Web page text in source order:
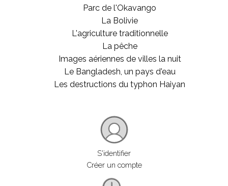
Parc de l'Okavango
La Bolivie
L'agriculture traditionnelle
La pêche
Images aériennes de villes la nuit
Le Bangladesh, un pays d'eau
Les destructions du typhon Haiyan
S'identifier
Créer un compte